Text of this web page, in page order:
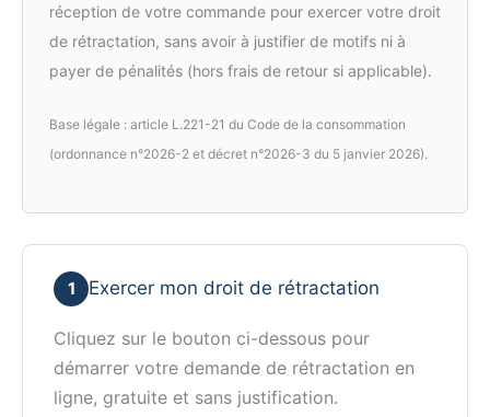
réception de votre commande pour exercer votre droit
de rétractation, sans avoir à justifier de motifs ni à
payer de pénalités (hors frais de retour si applicable).
Base légale : article L.221-21 du Code de la consommation
(ordonnance n°2026-2 et décret n°2026-3 du 5 janvier 2026).
1 Exercer mon droit de rétractation
Cliquez sur le bouton ci-dessous pour
démarrer votre demande de rétractation en
ligne, gratuite et sans justification.